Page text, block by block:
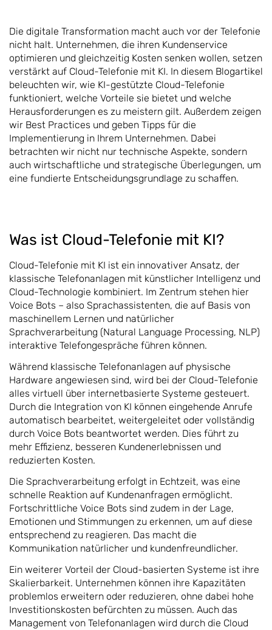
Die digitale Transformation macht auch vor der Telefonie
nicht halt. Unternehmen, die ihren Kundenservice
optimieren und gleichzeitig Kosten senken wollen, setzen
verstärkt auf Cloud-Telefonie mit KI. In diesem Blogartikel
beleuchten wir, wie KI-gestützte Cloud-Telefonie
funktioniert, welche Vorteile sie bietet und welche
Herausforderungen es zu meistern gilt. Außerdem zeigen
wir Best Practices und geben Tipps für die
Implementierung in Ihrem Unternehmen. Dabei
betrachten wir nicht nur technische Aspekte, sondern
auch wirtschaftliche und strategische Überlegungen, um
eine fundierte Entscheidungsgrundlage zu schaffen.
Was ist Cloud-Telefonie mit KI?
Cloud-Telefonie mit KI ist ein innovativer Ansatz, der
klassische Telefonanlagen mit künstlicher Intelligenz und
Cloud-Technologie kombiniert. Im Zentrum stehen hier
Voice Bots – also Sprachassistenten, die auf Basis von
maschinellem Lernen und natürlicher
Sprachverarbeitung (Natural Language Processing, NLP)
interaktive Telefongespräche führen können.
Während klassische Telefonanlagen auf physische
Hardware angewiesen sind, wird bei der Cloud-Telefonie
alles virtuell über internetbasierte Systeme gesteuert.
Durch die Integration von KI können eingehende Anrufe
automatisch bearbeitet, weitergeleitet oder vollständig
durch Voice Bots beantwortet werden. Dies führt zu
mehr Effizienz, besseren Kundenerlebnissen und
reduzierten Kosten.
Die Sprachverarbeitung erfolgt in Echtzeit, was eine
schnelle Reaktion auf Kundenanfragen ermöglicht.
Fortschrittliche Voice Bots sind zudem in der Lage,
Emotionen und Stimmungen zu erkennen, um auf diese
entsprechend zu reagieren. Das macht die
Kommunikation natürlicher und kundenfreundlicher.
Ein weiterer Vorteil der Cloud-basierten Systeme ist ihre
Skalierbarkeit. Unternehmen können ihre Kapazitäten
problemlos erweitern oder reduzieren, ohne dabei hohe
Investitionskosten befürchten zu müssen. Auch das
Management von Telefonanlagen wird durch die Cloud